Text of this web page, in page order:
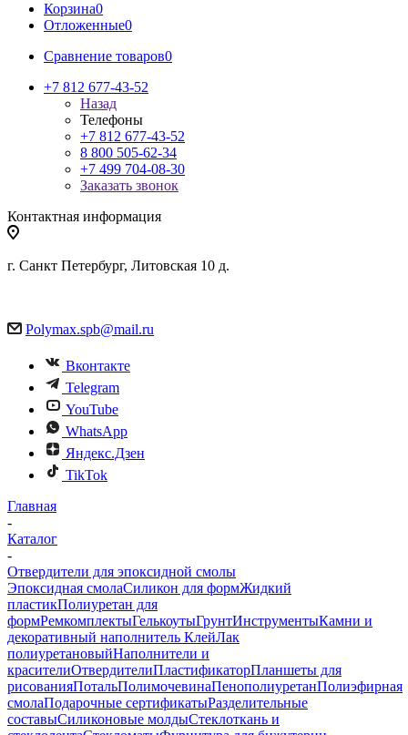
Корзина0
Отложенные0
Сравнение товаров0
+7 812 677-43-52
Назад
Телефоны
+7 812 677-43-52
8 800 505-62-34
+7 499 704-08-30
Заказать звонок
Контактная информация
г. Санкт Петербург, Литовская 10 д.
Polymax.spb@mail.ru
Вконтакте
Telegram
YouTube
WhatsApp
Яндекс.Дзен
TikTok
Главная
-
Каталог
-
Отвердители для эпоксидной смолы
Эпоксидная смолаСиликон для формЖидкий
пластикПолиуретан для
формРемкомплектыГелькоутыГрунтИнструментыКамни и
декоративный наполнитель КлейЛак
полиуретановыйНаполнители и
красителиОтвердителиПластификаторПланшеты для
рисованияПотальПолимочевинаПенополиуретанПолиэфирная
смолаПодарочные сертификатыРазделительные
составыСиликоновые молдыСтеклоткань и